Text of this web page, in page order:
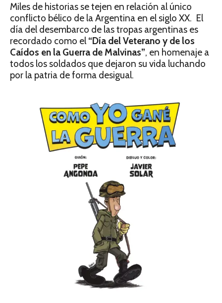
Miles de historias se tejen en relación al único
conflicto bélico de la Argentina en el siglo XX. El
día del desembarco de las tropas argentinas es
recordado como el “Día del Veterano y de los
Caídos en la Guerra de Malvinas”, en homenaje a
todos los soldados que dejaron su vida luchando
por la patria de forma desigual.